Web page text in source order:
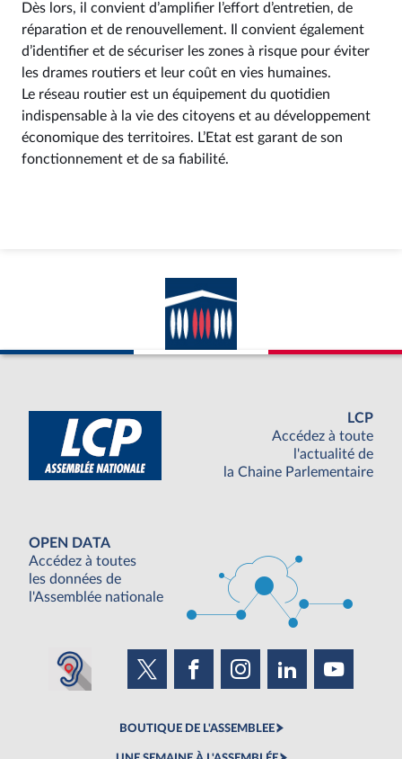
Dès lors, il convient d’amplifier l’effort d’entretien, de
réparation et de renouvellement. Il convient également
d’identifier et de sécuriser les zones à risque pour éviter
les drames routiers et leur coût en vies humaines.
Le réseau routier est un équipement du quotidien
indispensable à la vie des citoyens et au développement
économique des territoires. L’Etat est garant de son
fonctionnement et de sa fiabilité.
LCP
Accédez à toute
l'actualité de
la Chaine Parlementaire
OPEN DATA
Accédez à toutes
les données de
l'Assemblée nationale
BOUTIQUE DE L'ASSEMBLEE